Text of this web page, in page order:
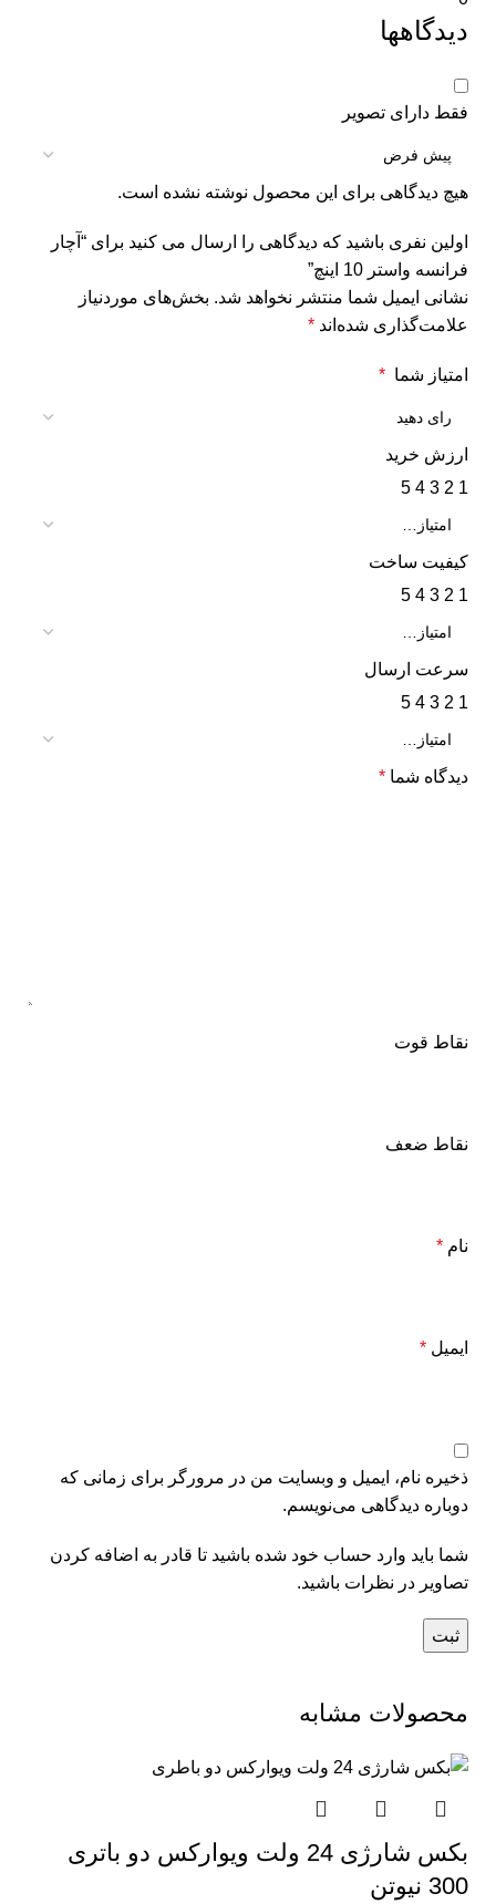
دیدگاهها
فقط دارای تصویر
هیچ دیدگاهی برای این محصول نوشته نشده است.
اولین نفری باشید که دیدگاهی را ارسال می کنید برای “آچار
فرانسه واستر 10 اینچ”
نشانی ایمیل شما منتشر نخواهد شد. بخش‌های موردنیاز
علامت‌گذاری شده‌اند *
امتیاز شما *
ارزش خرید
1
2
3
4
5
کیفیت ساخت
1
2
3
4
5
سرعت ارسال
1
2
3
4
5
دیدگاه شما *
نقاط قوت
نقاط ضعف
نام *
ایمیل *
ذخیره نام، ایمیل و وبسایت من در مرورگر برای زمانی که
دوباره دیدگاهی می‌نویسم.
شما باید وارد حساب خود شده باشید تا قادر به اضافه کردن
تصاویر در نظرات باشید.
محصولات مشابه
بکس شارژی 24 ولت ویوارکس دو باتری
300 نیوتن